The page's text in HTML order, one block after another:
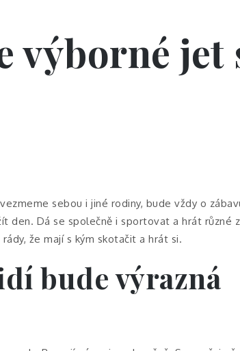
výborné jet
sebou i jiné rodiny, bude vždy o
den. Dá se společně i sportovat a hrát různé
že mají s kým skotačit a hrát si.
bude výrazná